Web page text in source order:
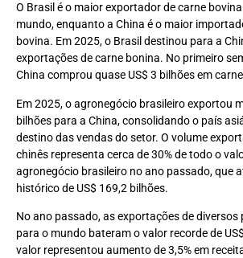
O Brasil é o maior exportador de carne
mundo, enquanto a China é o maior
bovina. Em 2025, o Brasil destinou para a
exportações de carne bonina. No primeiro
China comprou quase US$ 3 bilhões em
Em 2025, o agronegócio brasileiro exportou
bilhões para a China, consolidando o país
destino das vendas do setor. O volume
chinês representa cerca de 30% de todo o
agronegócio brasileiro no ano passado, que
histórico de US$ 169,2 bilhões.
No ano passado, as exportações de
para o mundo bateram o valor recorde de
valor representou aumento de 3,5% em